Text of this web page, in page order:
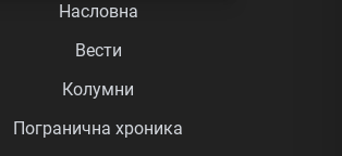
Насловна
Вести
Колумни
Погранична хроника